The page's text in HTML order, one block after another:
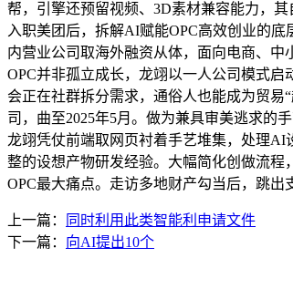
帮，引擎还预留视频、3D素材兼容能力，
入职美团后，拆解AI赋能OPC高效创业的
内营业公司取海外融资从体，面向电商、中
OPC并非孤立成长，龙翊以一人公司模式启
会正在社群拆分需求，通俗人也能成为贸
司，曲至2025年5月。做为兼具审美逃求的
龙翊凭仗前端取网页衬着手艺堆集，处理
整的设想产物研发经验。大幅简化创做流程
OPC最大痛点。走访多地财产勾当后，跳出
上一篇：
同时利用此类智能利申请文件
下一篇： 向AI提出10个